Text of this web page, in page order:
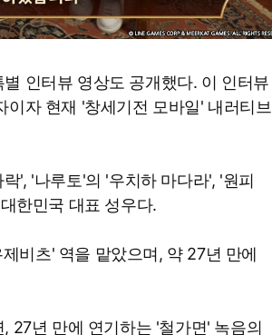
인터뷰 영상도 공개했다. 이 인터뷰
자 현재 '창세기전 모바일' 내러티브
', '나루토'의 '우치하 마다라', '원피
한민국 대표 성우다.
비츠' 역을 맡았으며, 약 27년 만에
27년 만에 연기하는 '철가면' 녹음의